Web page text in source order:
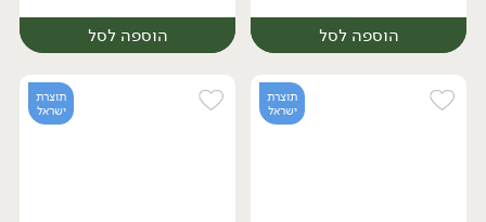
הוספה לסל הוספה לסל
תוצרת
ישראל
תוצרת
ישראל